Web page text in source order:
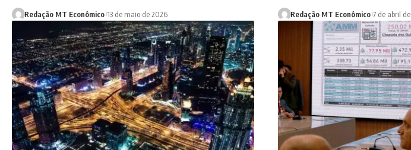
Redação MT Econômico 13 de maio de 2026 Redação MT Econômico 7 de abril